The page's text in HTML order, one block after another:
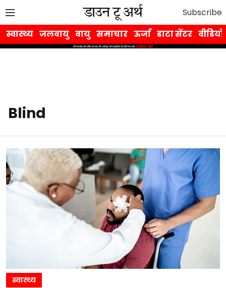
Subscribe
स्वास्थ्य जलवायु वायु समाचार ऊर्जा डाटा सेंटर वीडियो
Blind
स्वास्थ्य